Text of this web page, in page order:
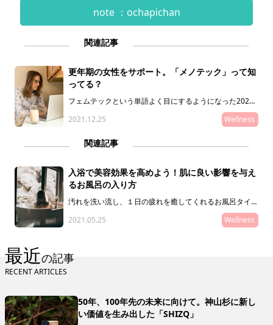
note ：ochapichan
関連記事
更年期の女性をサポート。「メノテック」って知
ってる？
フェムテックという単語よく目にするようになった2021
年。日本でもタブー視されがちだった生理や、女性特有の
悩みについて少しずつオープンになってきましたよね。そ
す。メノテックは更年期世代の女性をターゲットにしてお
り、今回はそのプロダクトやサービスについてご紹介しま
2021.12.25 Wellness
関連記事
入浴で美容効果を高めよう！肌に良い影響を与え
るお風呂の入り方
汚れを洗い流し、１日の疲れを癒してくれるお風呂タイ
ム。でも実は、お風呂の入り方ひとつで大なり小なり美容
に影響を与えている可能性があるんです。肌にやさしいシ
2021.05.25 Wellness
最近の記事
RECENT ARTICLES
50年、100年先の未来に向けて。神山杉に新し
い価値を生み出した「SHIZQ」